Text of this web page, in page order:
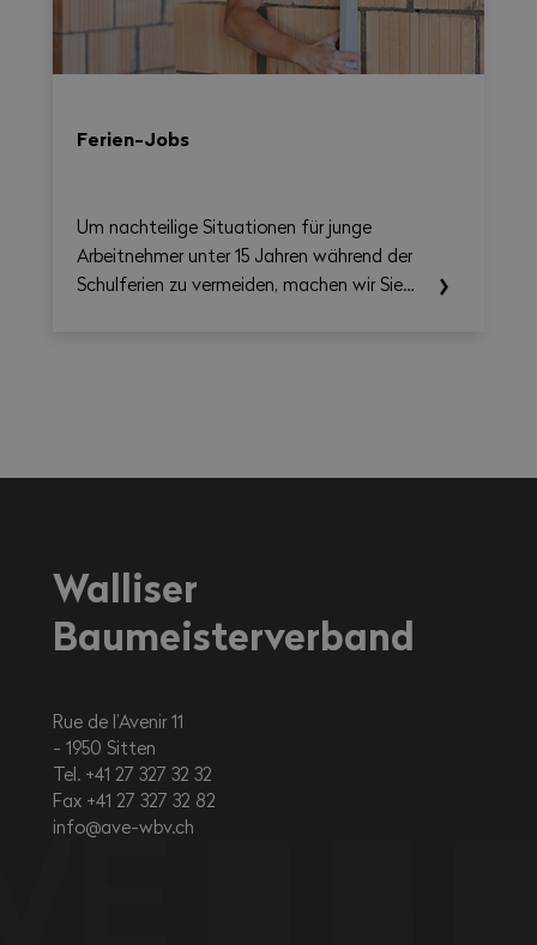
Zusammenfassung erstellen.
Ferien-Jobs
Um nachteilige Situationen für junge
Arbeitnehmer unter 15 Jahren während der
Schulferien zu vermeiden, machen wir Sie
Walliser
Baumeisterverband
Rue de l’Avenir 11
1950 Sitten
Tel. +41 27 327 32 32
Fax +41 27 327 32 82
info@ave-wbv.ch